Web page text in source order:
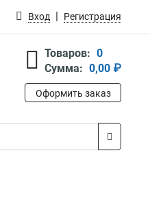
Вход Регистрация
Товаров: 0
Сумма: 0,00 ₽
Оформить заказ